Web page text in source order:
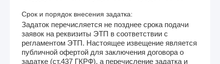
Срок и порядок внесения задатка:
Задаток перечисляется не позднее срока подачи
заявок на реквизиты ЭТП в соответствии с
регламентом ЭТП. Настоящее извещение является
публичной офертой для заключения договора о
задатке (ст.437 ГКРФ), а перечисление задатка и